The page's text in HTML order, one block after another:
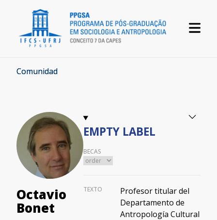
Comunidad
Octavio
Bonet
EMPTY LABEL
BECAS
TEXTO
Profesor titular del
Departamento de
Antropología Cultural